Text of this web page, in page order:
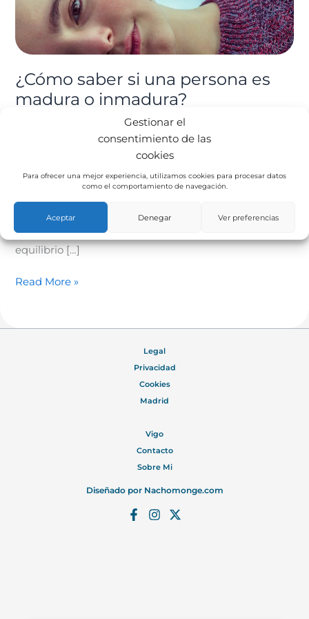
Gestionar el
consentimiento de las
cookies
Para ofrecer una mejor experiencia, utilizamos cookies para procesar datos
como el comportamiento de navegación.
Aceptar Denegar Ver preferencias
¿Cómo saber si una persona es
madura o inmadura?
admin
¿Qué es la madurez? Es la plenitud del desarrollo al
perderse en lo que se refiere a lo emocional. Madurar
es vivir en paz, asumiendo que no podemos cambiar
ciertas cosas, intentando que lo que los demás hagan
o piensen de nosotros no nos afecte, encontrando el
equilibrio […]
inmadura?
Read More »
Legal
Privacidad
Cookies
Madrid
Vigo
Contacto
Sobre Mi
Diseñado por Nachomonge.com